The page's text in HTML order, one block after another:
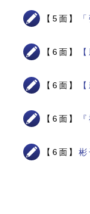
【5面】
【6面】
【6面】
【6面】
【6面】